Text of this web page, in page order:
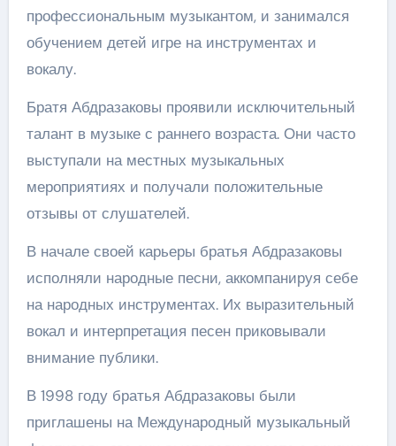
профессиональным музыкантом, и занимался
обучением детей игре на инструментах и
вокалу.
Братя Абдразаковы проявили исключительный
талант в музыке с раннего возраста. Они часто
выступали на местных музыкальных
мероприятиях и получали положительные
отзывы от слушателей.
В начале своей карьеры братья Абдразаковы
исполняли народные песни, аккомпанируя себе
на народных инструментах. Их выразительный
вокал и интерпретация песен приковывали
внимание публики.
В 1998 году братья Абдразаковы были
приглашены на Международный музыкальный